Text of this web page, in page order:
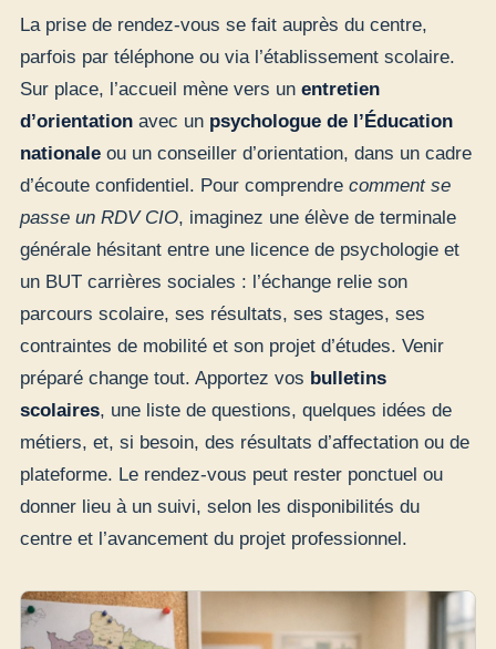
La prise de rendez-vous se fait auprès du centre,
parfois par téléphone ou via l’établissement scolaire.
Sur place, l’accueil mène vers un entretien
d’orientation avec un psychologue de l’Éducation
nationale ou un conseiller d’orientation, dans un cadre
d’écoute confidentiel. Pour comprendre comment se
passe un RDV CIO, imaginez une élève de terminale
générale hésitant entre une licence de psychologie et
un BUT carrières sociales : l’échange relie son
parcours scolaire, ses résultats, ses stages, ses
contraintes de mobilité et son projet d’études. Venir
préparé change tout. Apportez vos bulletins
scolaires, une liste de questions, quelques idées de
métiers, et, si besoin, des résultats d’affectation ou de
plateforme. Le rendez-vous peut rester ponctuel ou
donner lieu à un suivi, selon les disponibilités du
centre et l’avancement du projet professionnel.